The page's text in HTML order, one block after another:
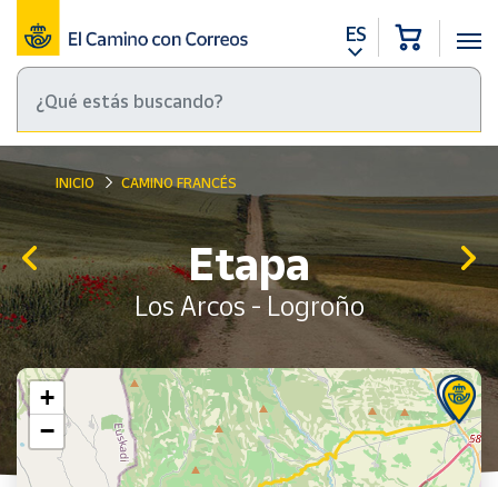
ES
INICIO CAMINO FRANCÉS
Etapa
Los Arcos - Logroño
+
−